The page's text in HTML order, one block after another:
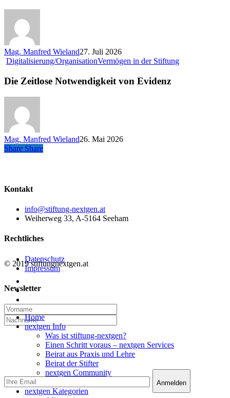
offen
Mag. Manfred Wieland27. Juli 2026
Digitalisierung/OrganisationVermögen in der StiftungDie
Die Zeitlose Notwendigkeit von Evidenz
Mag. Manfred Wieland26. Mai 2026
Share
Share Share
Kontakt
info@stiftung-nextgen.at
Weiherweg 33, A-5164 Seeham
Rechtliches
Datenschutz
Impressum
Newsletter
© 2019 stiftungnextgen.at
linkedin
Close
Menu
Home
nextgen Info
Was ist stiftung-nextgen?
Einen Schritt voraus – nextgen Services
Beirat aus Praxis und Lehre
Beirat der Stifter
nextgen Community
nextgen Services
nextgen Kategorien